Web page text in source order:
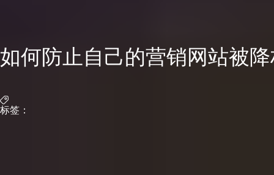
如何防止自己的营销网站被
标签：